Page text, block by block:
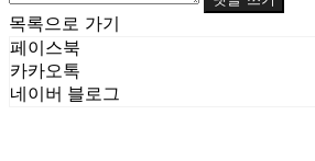
목록으로 가기
페이스북
카카오톡
네이버 블로그